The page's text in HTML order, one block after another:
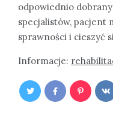
odpowiednio
specjalistów, pacjent
sprawności i cieszyć
Informacje: